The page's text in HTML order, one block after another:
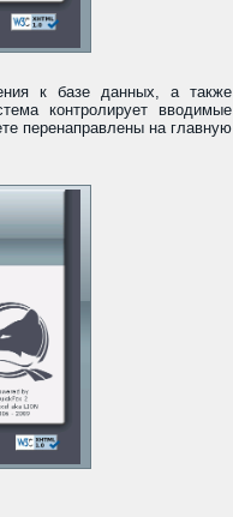
к базе данных, а также
контролирует вводимые
перенаправлены на главную